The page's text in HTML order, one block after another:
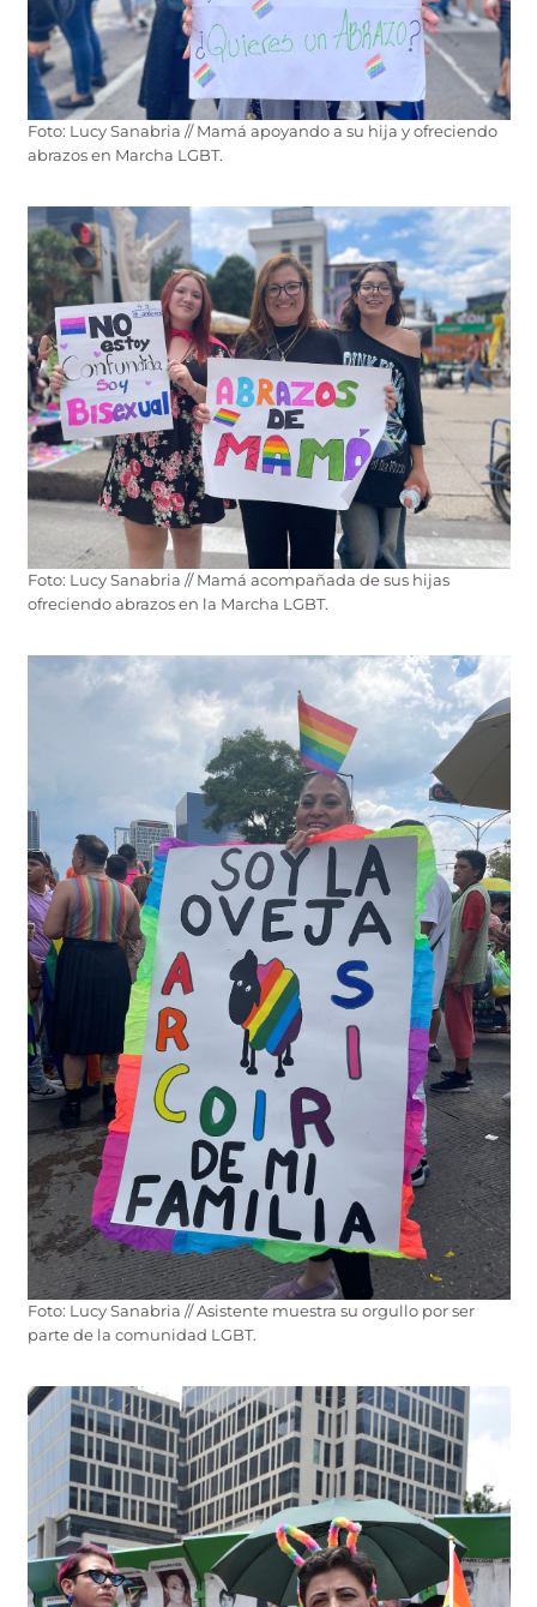
Foto: Lucy Sanabria // Mamá apoyando a su hija y ofreciendo
abrazos en Marcha LGBT.
Foto: Lucy Sanabria // Mamá acompañada de sus hijas
ofreciendo abrazos en la Marcha LGBT.
Foto: Lucy Sanabria // Asistente muestra su orgullo por ser
parte de la comunidad LGBT.